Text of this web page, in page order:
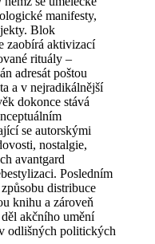
manifesty,
Blok
zaobírá aktivizací
rituály –
adresát poštou
a v nejradikálnější
dokonce stává
se autorskými
nostalgie,
avantgard
Posledním
distribuce
knihu a zároveň
akčního umění
odlišných politických